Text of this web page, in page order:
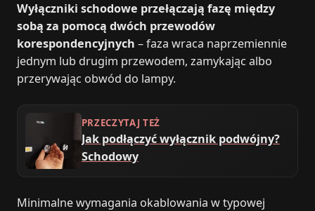
Wyłączniki schodowe przełączają fazę między
sobą za pomocą dwóch przewodów
korespondencyjnych – faza wraca naprzemiennie
jednym lub drugim przewodem, zamykając albo
przerywając obwód do lampy.
PRZECZYTAJ TEŻ
Jak podłączyć wyłącznik podwójny?
Schodowy
Minimalne wymagania okablowania w typowej